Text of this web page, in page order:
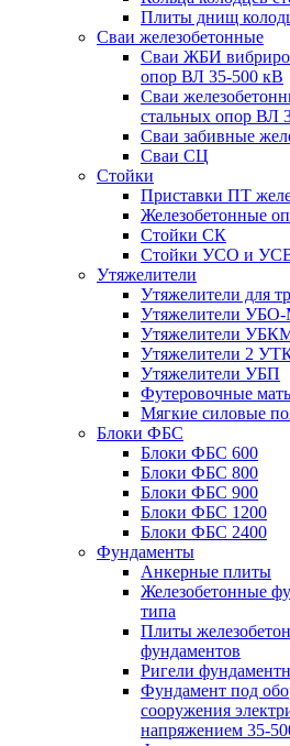
Плиты днищ
Сваи железобетонные
Сваи ЖБИ
опор ВЛ 35-500 кВ
Сваи
стальных опор ВЛ
Сваи забивные
Сваи СЦ
Стойки
Приставки ПТ
Железобетонные
Стойки СК
Стойки УСО и
Утяжелители
Утяжелители для
Утяжелители
Утяжелители
Утяжелители 2
Утяжелители УБП
Футеровочные
Мягкие силовые
Блоки ФБС
Блоки ФБС 600
Блоки ФБС 800
Блоки ФБС 900
Блоки ФБС 1200
Блоки ФБС 2400
Фундаменты
Анкерные плиты
Железобетонные
типа
Плиты
фундаментов
Ригели
Фундамент под
сооружения
напряжением 35-